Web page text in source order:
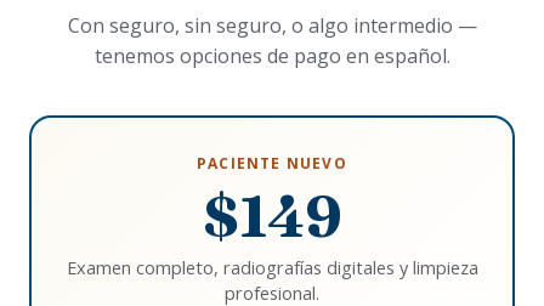
Con seguro, sin seguro, o algo intermedio —
tenemos opciones de pago en español.
PACIENTE NUEVO
$149
Examen completo, radiografías digitales y limpieza
profesional.